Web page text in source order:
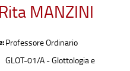
MANZINI
Professore Ordinario
GLOT-01/A - Glottologia e